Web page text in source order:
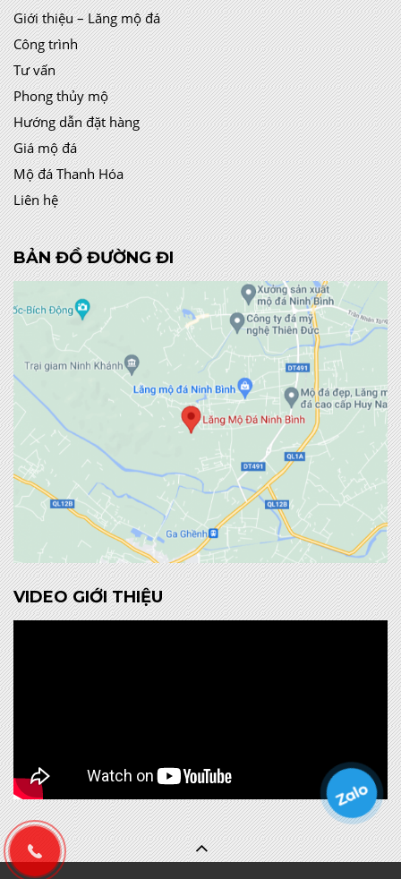
Giới thiệu – Lăng mộ đá
Công trình
Tư vấn
Phong thủy mộ
Hướng dẫn đặt hàng
Giá mộ đá
Mộ đá Thanh Hóa
Liên hệ
BẢN ĐỒ ĐƯỜNG ĐI
VIDEO GIỚI THIỆU